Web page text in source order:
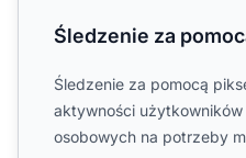
Śledzenie za
Śledzenie za pomocą
aktywności
osobowych na potrzeby